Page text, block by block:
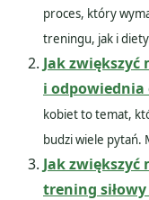
proces, który
treningu, jak i
Jak
i odpowiednia
kobiet to temat,
budzi wiele pytań.
Jak zwiększyć
trening